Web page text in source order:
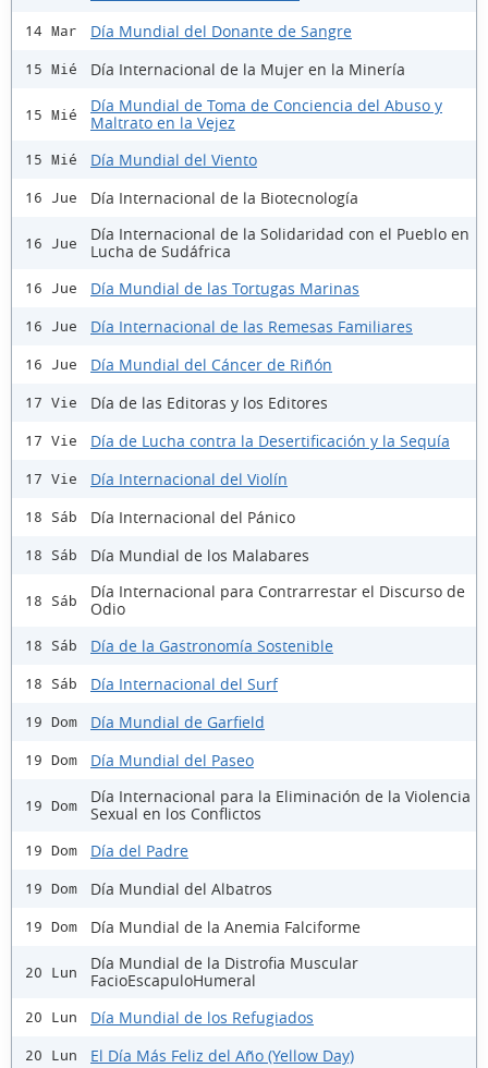
14 Mar Día Mundial del Donante de Sangre
15 Mié Día Internacional de la Mujer en la Minería
15 Mié
Día Mundial de Toma de Conciencia del Abuso y
Maltrato en la Vejez
15 Mié Día Mundial del Viento
16 Jue Día Internacional de la Biotecnología
16 Jue
Día Internacional de la Solidaridad con el Pueblo en
Lucha de Sudáfrica
16 Jue Día Mundial de las Tortugas Marinas
16 Jue Día Internacional de las Remesas Familiares
16 Jue Día Mundial del Cáncer de Riñón
17 Vie Día de las Editoras y los Editores
17 Vie Día de Lucha contra la Desertificación y la Sequía
17 Vie Día Internacional del Violín
18 Sáb Día Internacional del Pánico
18 Sáb Día Mundial de los Malabares
18 Sáb
Día Internacional para Contrarrestar el Discurso de
Odio
18 Sáb Día de la Gastronomía Sostenible
18 Sáb Día Internacional del Surf
19 Dom Día Mundial de Garfield
19 Dom Día Mundial del Paseo
19 Dom
Día Internacional para la Eliminación de la Violencia
Sexual en los Conflictos
19 Dom Día del Padre
19 Dom Día Mundial del Albatros
19 Dom Día Mundial de la Anemia Falciforme
20 Lun
Día Mundial de la Distrofia Muscular
FacioEscapuloHumeral
20 Lun Día Mundial de los Refugiados
20 Lun El Día Más Feliz del Año (Yellow Day)